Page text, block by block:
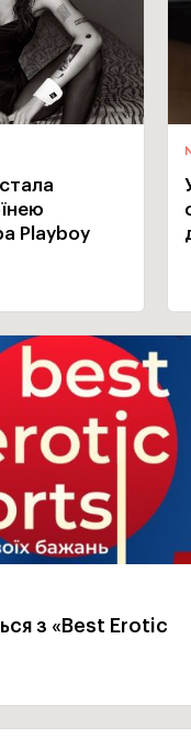
Playboy
з «Best Erotic